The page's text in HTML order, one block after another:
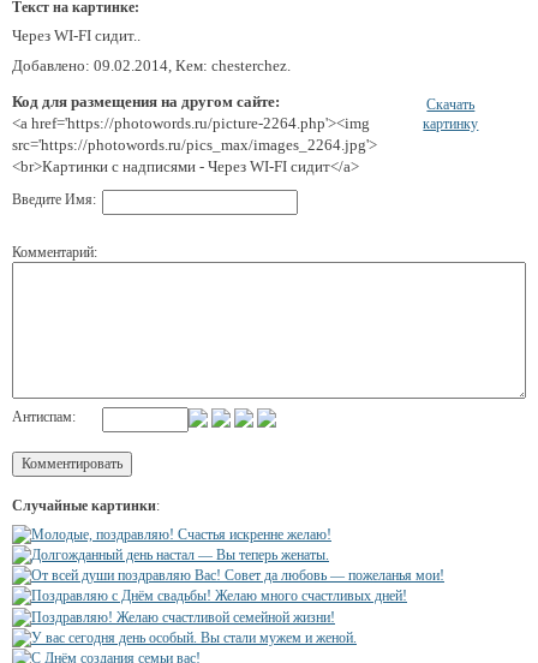
Текст на картинке:
Через WI-FI сидит..
Добавлено: 09.02.2014, Кем: chesterchez.
Код для размещения на другом сайте:
<a href='https://photowords.ru/picture-2264.php'><img
src='https://photowords.ru/pics_max/images_2264.jpg'>
<br>Картинки с надписями - Через WI-FI сидит</a>
Скачать
картинку
Введите Имя:
Комментарий:
Антиспам:
Случайные картинки: